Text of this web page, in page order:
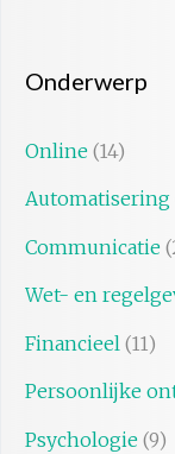
Onderwerp
Online (14)
Automatisering
Communicatie
Wet- en
Financieel (11)
Persoonlijke
Psychologie (9)